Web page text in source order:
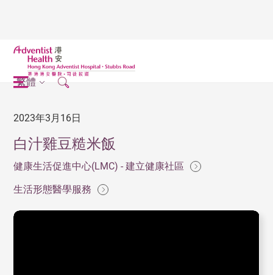
繁體
2023年3月16日
白汁雞豆糙米飯
健康生活促進中心(LMC) - 建立健康社區
生活形態醫學服務